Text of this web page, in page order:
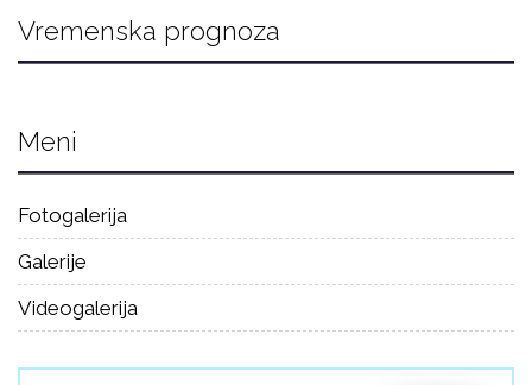
Vremenska prognoza
Meni
Fotogalerija
Galerije
Videogalerija